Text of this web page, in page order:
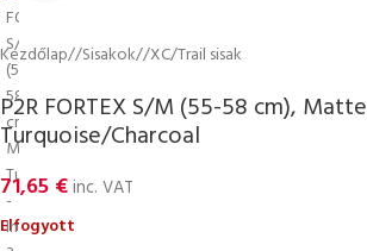
Kezdőlap/ Sisakok/ XC/Trail sisak
P2R FORTEX S/M (55-58 cm), Matte
Turquoise/Charcoal
71,65 €inc. VAT
Elfogyott